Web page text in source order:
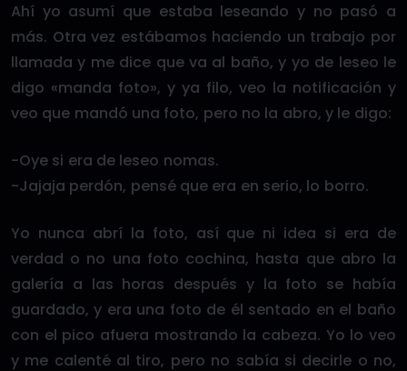
Ahí yo asumí que estaba leseando y no pasó a
más. Otra vez estábamos haciendo un trabajo por
llamada y me dice que va al baño, y yo de leseo le
digo «manda foto», y ya filo, veo la notificación y
veo que mandó una foto, pero no la abro, y le digo:
-Oye si era de leseo nomas.
-Jajaja perdón, pensé que era en serio, lo borro.
Yo nunca abrí la foto, así que ni idea si era de
verdad o no una foto cochina, hasta que abro la
galería a las horas después y la foto se había
guardado, y era una foto de él sentado en el baño
con el pico afuera mostrando la cabeza. Yo lo veo
y me calenté al tiro, pero no sabía si decirle o no,